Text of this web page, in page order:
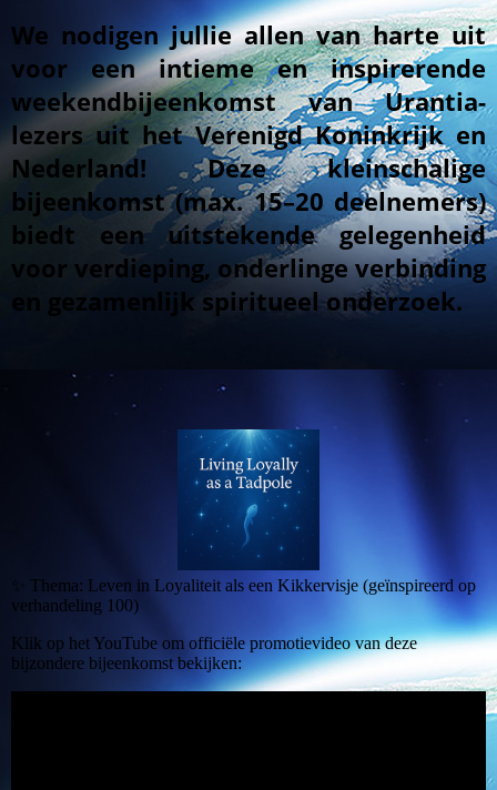
We nodigen jullie allen van harte uit
voor een intieme en inspirerende
weekendbijeenkomst van Urantia-
lezers uit het Verenigd Koninkrijk en
Nederland! Deze kleinschalige
bijeenkomst (max. 15–20 deelnemers)
biedt een uitstekende gelegenheid
voor verdieping, onderlinge verbinding
en gezamenlijk spiritueel onderzoek.
✨ Thema: Leven in Loyaliteit als een Kikkervisje (geïnspireerd op
verhandeling 100)
Klik op het YouTube om officiële promotievideo van deze
bijzondere bijeenkomst bekijken: